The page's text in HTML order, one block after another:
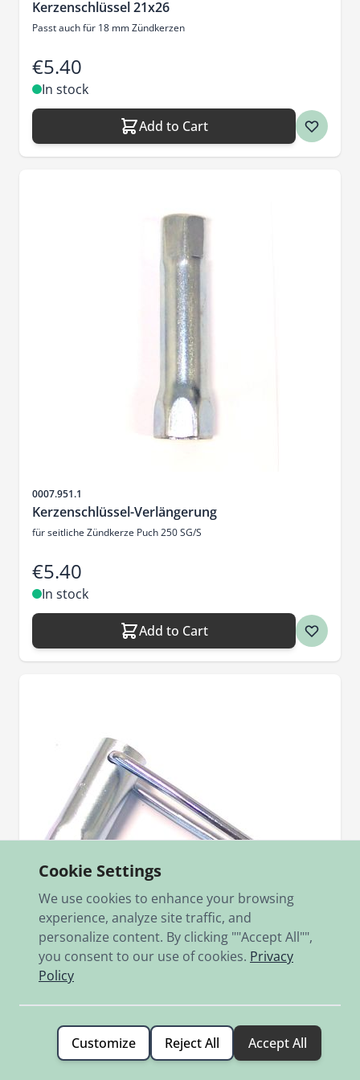
Kerzenschlüssel 21x26
Passt auch für 18 mm Zündkerzen
€5.40
In stock
Add to Cart
Sku
0007.951.1
Kerzenschlüssel-Verlängerung
für seitliche Zündkerze Puch 250 SG/S
€5.40
In stock
Add to Cart
Kerzenschlüssel mit 60 mm langem Kopf
Cookie Settings
We use cookies to enhance your browsing
experience, analyze site traffic, and
personalize content. By clicking ""Accept All"",
you consent to our use of cookies. Privacy
Policy
Customize Reject All Accept All